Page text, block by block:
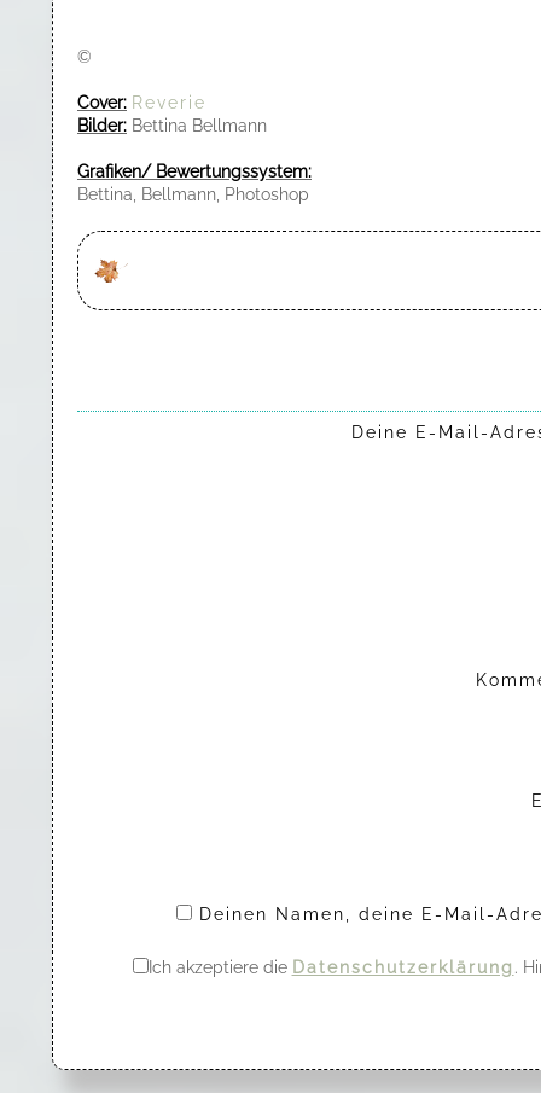
©
Cover: Reverie
Bilder: Bettina Bellmann
Grafiken/ Bewertungssystem:
Bettina, Bellmann, Photoshop
Deine E-Mail-
Deinen Namen, deine E-Mail-
Ich akzeptiere die Datenschutzerklärung .